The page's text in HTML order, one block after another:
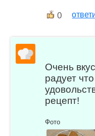
0
Очень
радует
рецепт!
Фото